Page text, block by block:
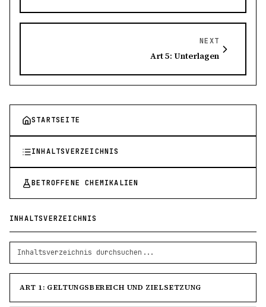
STARTSEITE
INHALTSVERZEICHNIS
BETROFFENE CHEMIKALIEN
INHALTSVERZEICHNIS
ART 1: GELTUNGSBEREICH UND ZIELSETZUNG
NEXT
Art 5: Unterlagen